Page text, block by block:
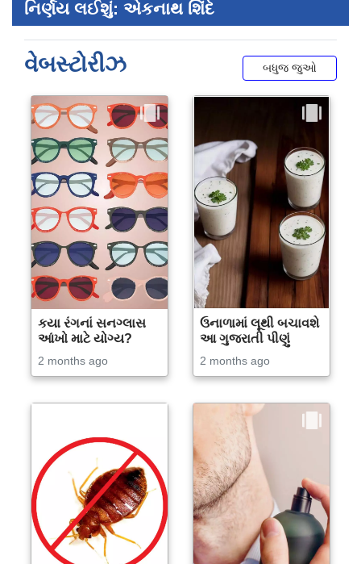
નિર્ણય લઈશું: એકનાથ શિંદે
વેબસ્ટોરીઝ બધુજ જુઓ
કયા રંગનાં સનગ્લાસ
આંખો માટે યોગ્ય?
2 months ago
ઉનાળામાં લૂથી બચાવશે
આ ગુજરાતી પીણું
2 months ago